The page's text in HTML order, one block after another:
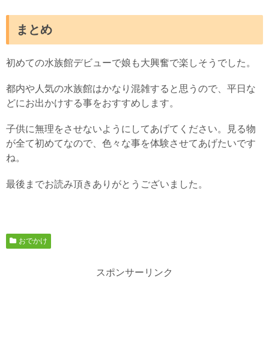
まとめ
初めての水族館デビューで娘も大興奮で楽しそうでした。
都内や人気の水族館はかなり混雑すると思うので、平日な
どにお出かけする事をおすすめします。
子供に無理をさせないようにしてあげてください。見る物
が全て初めてなので、色々な事を体験させてあげたいです
ね。
最後までお読み頂きありがとうございました。
おでかけ
スポンサーリンク